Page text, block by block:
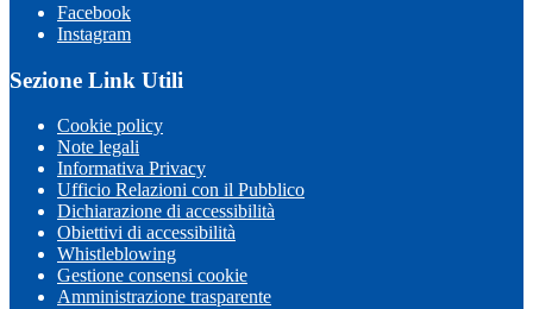
Facebook
Instagram
Sezione Link Utili
Cookie policy
Note legali
Informativa Privacy
Ufficio Relazioni con il Pubblico
Dichiarazione di accessibilità
Obiettivi di accessibilità
Whistleblowing
Gestione consensi cookie
Amministrazione trasparente